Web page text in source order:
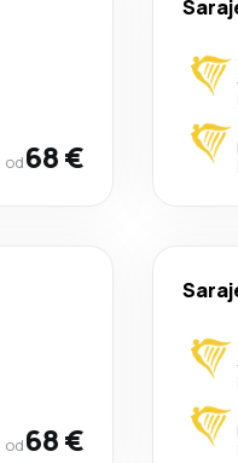
od68 €
od68 €